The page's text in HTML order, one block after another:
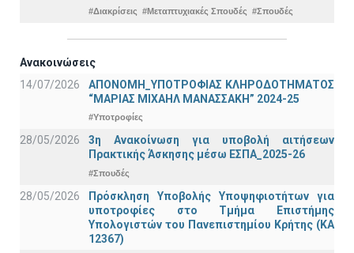
#Διακρίσεις #Μεταπτυχιακές Σπουδές #Σπουδές
Ανακοινώσεις
14/07/2026
ΑΠΟΝΟΜΗ_ΥΠΟΤΡΟΦΙΑΣ ΚΛΗΡΟΔΟΤΗΜΑΤΟΣ
“ΜΑΡΙΑΣ ΜΙΧΑΗΛ ΜΑΝΑΣΣΑΚΗ” 2024-25
#Υποτροφίες
28/05/2026
3η Ανακοίνωση για υποβολή αιτήσεων
Πρακτικής Άσκησης μέσω ΕΣΠΑ_2025-26
#Σπουδές
28/05/2026
Πρόσκληση Υποβολής Υποψηφιοτήτων για
υποτροφίες στο Τμήμα Επιστήμης
Υπολογιστών του Πανεπιστημίου Κρήτης (ΚΑ
12367)